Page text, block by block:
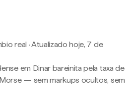
real ·Atualizado hoje, 7 de
em Dinar bareinita pela taxa de
— sem markups ocultos, sem